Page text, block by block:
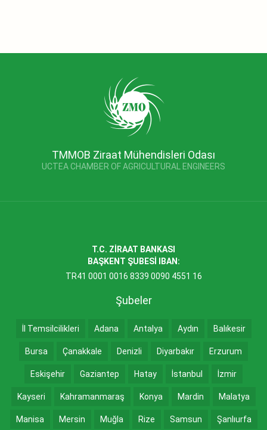
TMMOB Ziraat Mühendisleri Odası
UCTEA CHAMBER OF AGRICULTURAL ENGINEERS
T.C. ZİRAAT BANKASI
BAŞKENT ŞUBESİ IBAN:
TR41 0001 0016 8339 0090 4551 16
Şubeler
İl Temsilcilikleri Adana Antalya Aydın Balıkesir
Bursa Çanakkale Denizli Diyarbakır Erzurum
Eskişehir Gaziantep Hatay İstanbul İzmir
Kayseri Kahramanmaraş Konya Mardin Malatya
Manisa Mersin Muğla Rize Samsun Şanlıurfa